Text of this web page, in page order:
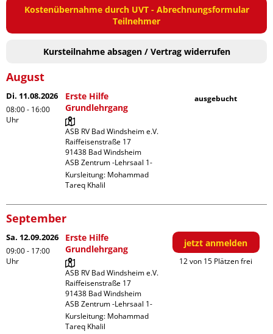
Kostenübernahme durch UVT - Abrechnungsformular
Teilnehmer
Kursteilnahme absagen / Vertrag widerrufen
August
Di. 11.08.2026
08:00 - 16:00
Uhr
Erste Hilfe
Grundlehrgang
ASB RV Bad Windsheim e.V.
Raiffeisenstraße 17
91438 Bad Windsheim
ASB Zentrum -Lehrsaal 1-
Kursleitung: Mohammad
Tareq Khalil
ausgebucht
September
Sa. 12.09.2026
09:00 - 17:00
Uhr
Erste Hilfe
Grundlehrgang
ASB RV Bad Windsheim e.V.
Raiffeisenstraße 17
91438 Bad Windsheim
ASB Zentrum -Lehrsaal 1-
Kursleitung: Mohammad
Tareq Khalil
jetzt anmelden
12 von 15 Plätzen frei